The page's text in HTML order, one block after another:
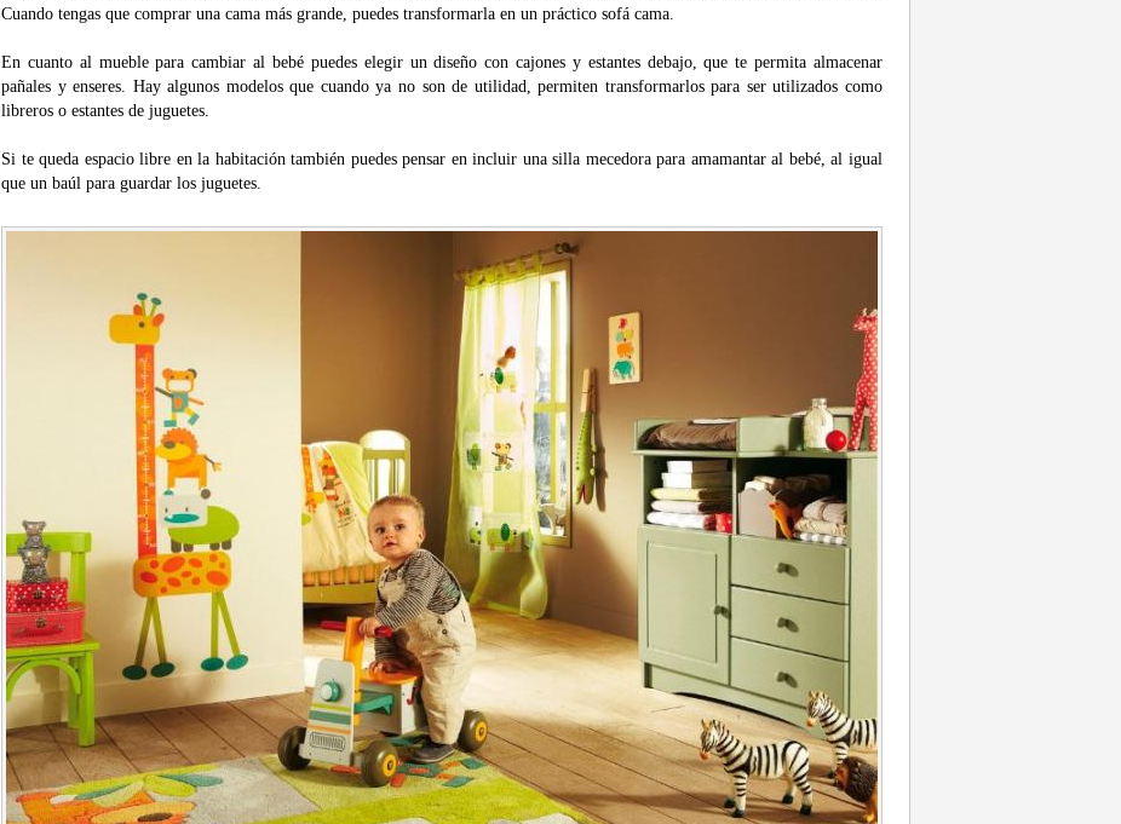
Cuando tengas que comprar una cama más grande, puedes transformarla en un práctico sofá cama.
En cuanto al mueble para cambiar al bebé puedes elegir un diseño con cajones y estantes debajo, que te permita almacenar
pañales y enseres. Hay algunos modelos que cuando ya no son de utilidad, permiten transformarlos para ser utilizados como
libreros o estantes de juguetes.
Si te queda espacio libre en la habitación también puedes pensar en incluir una silla mecedora para amamantar al bebé, al igual
que un baúl para guardar los juguetes.